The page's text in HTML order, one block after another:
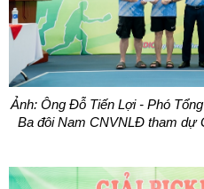
Ảnh: Ông Đỗ Tiến Lợi - Phó
Ba đôi Nam CNVNLĐ tham dự